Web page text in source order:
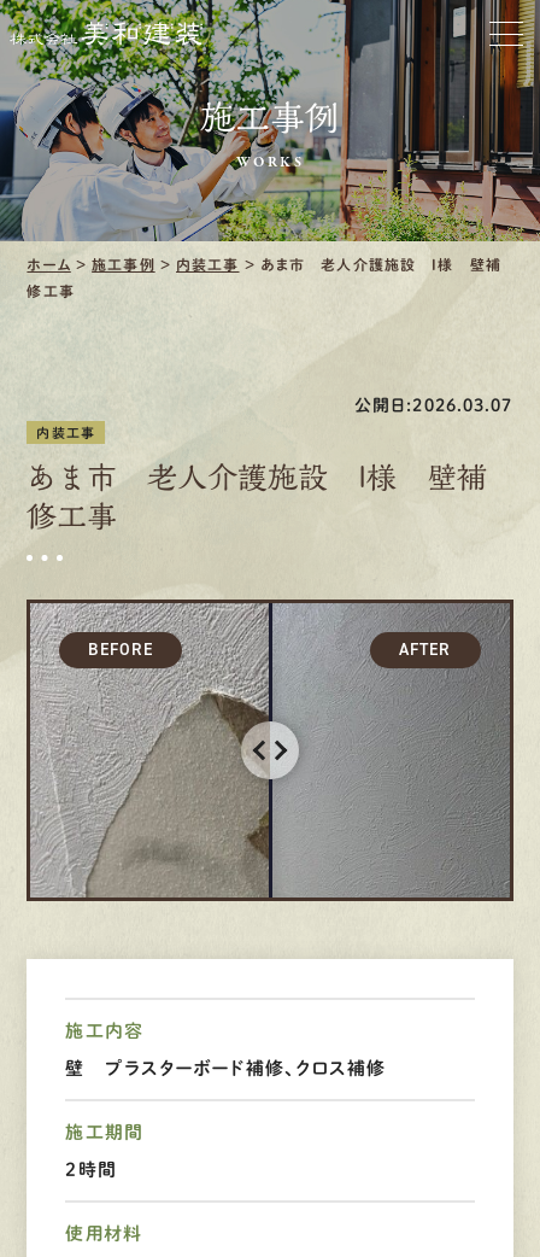
お家をきれいに
会社をきれいに
クリーニング
施工事例
口コミ・レビュー紹介
採用情報
先輩インタビュー
エントリー
有資格者 が、無料建物 診 断いたします!!
0120-44-2605
定休日 日曜・祝日
施工事例
WORKS
ホーム >施工事例 > 内装工事 > あま市 老人介護施設 I様 壁補
修工事
公開日:2026.03.07
内装工事
あま市 老人介護施設 I様 壁補
修工事
施工内容
壁 プラスターボード補修、クロス補修
施工期間
2時間
使用材料